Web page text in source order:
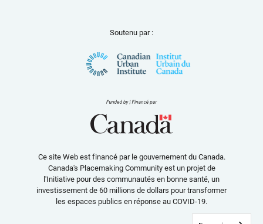
Soutenu par :
Ce site Web est financé par le gouvernement du Canada.
Canada's Placemaking Community est un projet de
l'Initiative pour des communautés en bonne santé, un
investissement de 60 millions de dollars pour transformer
les espaces publics en réponse au COVID-19.